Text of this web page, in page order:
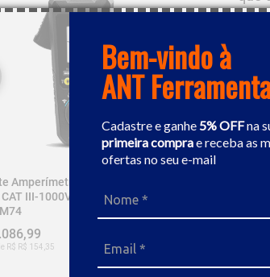
Bem-vindo à
ANT
Cadastre e ganhe 5% OFFna
primeira comprae receba as
ofertas no seu e-mail
Amperímetro True RMS CAT IV-
III-1000V Com Modo VFD 35mm
R$ R$ 154,35